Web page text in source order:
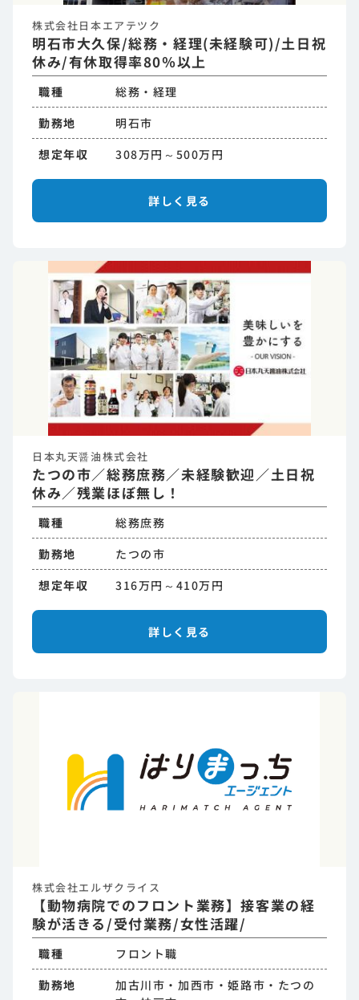
株式会社日本エアテツク
明石市大久保/総務・経理(未経験可)/土日祝
休み/有休取得率80％以上
職種
総務・経理
勤務地
明石市
想定年収
308万円～500万円
詳しく見る
日本丸天醤油株式会社
たつの市／総務庶務／未経験歓迎／土日祝
休み／残業ほぼ無し！
職種
総務庶務
勤務地
たつの市
想定年収
316万円～410万円
詳しく見る
株式会社エルザクライス
【動物病院でのフロント業務】接客業の経
験が活きる/受付業務/女性活躍/
職種
フロント職
勤務地
加古川市・加西市・姫路市・たつの